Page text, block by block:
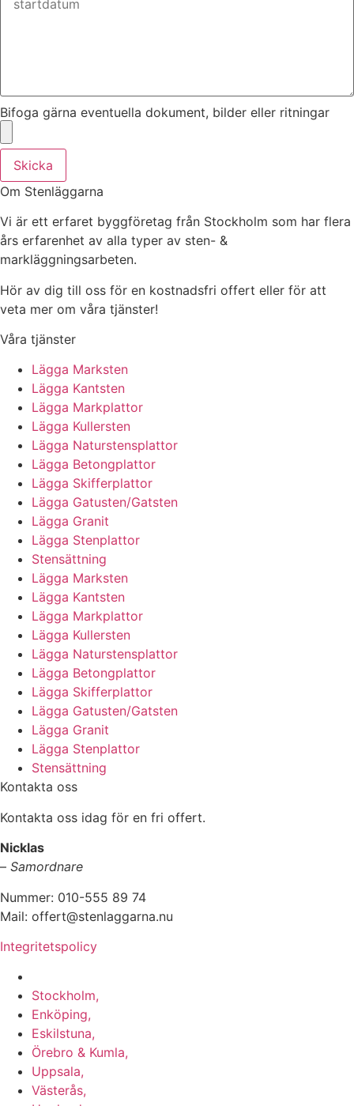
Bifoga gärna eventuella dokument, bilder eller ritningar
Skicka
Om Stenläggarna
Vi är ett erfaret byggföretag från Stockholm som har flera
års erfarenhet av alla typer av sten- &
markläggningsarbeten.
Hör av dig till oss för en kostnadsfri offert eller för att
veta mer om våra tjänster!
Våra tjänster
Lägga Marksten
Lägga Kantsten
Lägga Markplattor
Lägga Kullersten
Lägga Naturstensplattor
Lägga Betongplattor
Lägga Skifferplattor
Lägga Gatusten/Gatsten
Lägga Granit
Lägga Stenplattor
Stensättning
Lägga Marksten
Lägga Kantsten
Lägga Markplattor
Lägga Kullersten
Lägga Naturstensplattor
Lägga Betongplattor
Lägga Skifferplattor
Lägga Gatusten/Gatsten
Lägga Granit
Lägga Stenplattor
Stensättning
Kontakta oss
Kontakta oss idag för en fri offert.
Nicklas
– Samordnare
Nummer: 010-555 89 74
Mail: offert@stenlaggarna.nu
Integritetspolicy
Stockholm,
Enköping,
Eskilstuna,
Örebro & Kumla,
Uppsala,
Västerås,